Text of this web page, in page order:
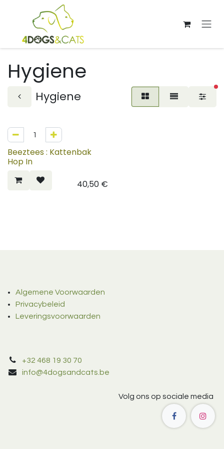
Overslaan naar inhoud
Hygiene
Hygiene
Beeztees : Kattenbak
Hop In
40,50€
Algemene Voorwaarden
Privacybeleid
Leveringsvoorwaarden
+32 468 19 30 70
info@4dogsandcats.be
Volg ons op sociale media